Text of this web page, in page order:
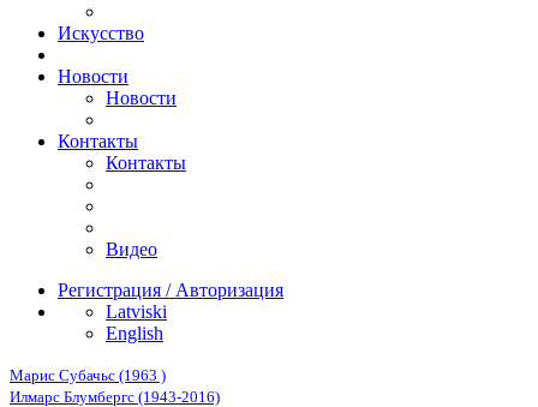
Искусствo
Новости
Новости
Контакты
Контакты
Видео
Регистрация / Авторизация
Latviski
English
Марис Субачьс (1963 )
Илмарс Блумбергс (1943-2016)